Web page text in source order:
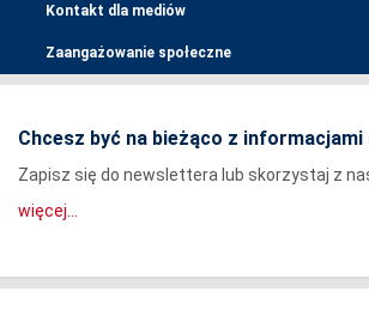
Kontakt dla mediów
Zaangażowanie społeczne
Chcesz być na bieżąco z informacjami
Zapisz się do newslettera lub skorzystaj z
więcej...